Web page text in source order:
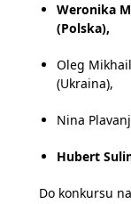
Weronika
(Polska),
Oleg
(Ukraina),
Nina
Hubert
Do konkursu